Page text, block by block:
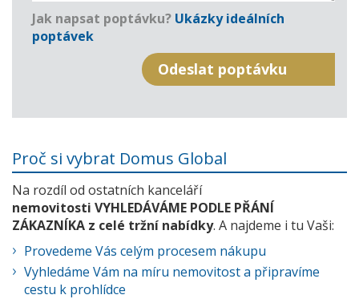
Jak napsat poptávku? Ukázky ideálních
poptávek
Proč si vybrat Domus Global
Na rozdíl od ostatních kanceláří
nemovitosti VYHLEDÁVÁME PODLE PŘÁNÍ
ZÁKAZNÍKA z celé tržní nabídky. A najdeme i tu Vaši:
Provedeme Vás celým procesem nákupu
Vyhledáme Vám na míru nemovitost a připravíme
cestu k prohlídce